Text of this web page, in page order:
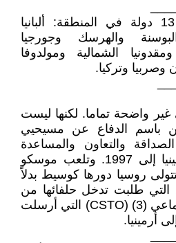
(2) - تغطي "أوراسيا" 13 دولة في المنطقة: ألبانيا
والهرسك وجورجيا
الشمالية ومولدوفا
وصربيا وتركيا.
واضحة تماما. لكنها ليست
باسم الدفاع عن مسيحيي
والتعاون والمساعدة
المتبادلة بين روسيا وأرمينيا إلى 1997. وتلعب موسكو
روسيا دورها كوسيط بدلاً
التي طلبت تدخل حلفائها من
منظمة معاهدة الأمن الجماعي (3) (CSTO) التي أرسلت
أرمينيا.